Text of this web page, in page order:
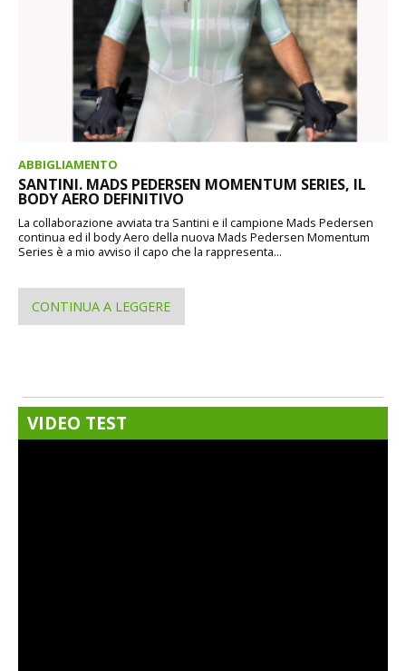
ABBIGLIAMENTO
SANTINI. MADS PEDERSEN MOMENTUM SERIES, IL
BODY AERO DEFINITIVO
La collaborazione avviata tra Santini e il campione Mads Pedersen
continua ed il body Aero della nuova Mads Pedersen Momentum
Series è a mio avviso il capo che la rappresenta...
CONTINUA A LEGGERE
VIDEO TEST